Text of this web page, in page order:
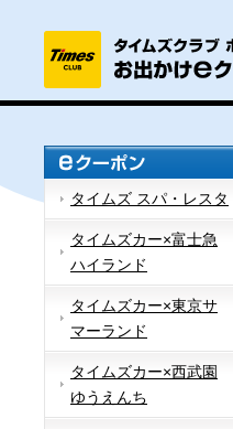
タイムズ スパ・レスタ
タイムズカー×富士急
ハイランド
タイムズカー×東京サ
マーランド
タイムズカー×西武園
ゆうえんち